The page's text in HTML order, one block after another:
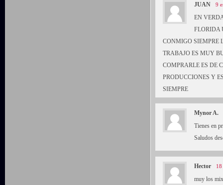
JUAN 9
EN
FLORIDA
CONMIGO SIEMPRE
TRABAJO ES MUY
COMPRARLE ES DE
PRODUCCIONES Y
SIEMPRE
Mynor A.
Tienes en
Saludos
Hector
muy los